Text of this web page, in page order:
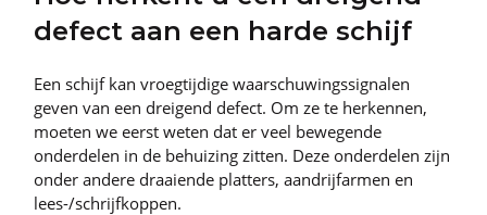
defect aan een harde schijf
Een schijf kan vroegtijdige waarschuwingssignalen
geven van een dreigend defect. Om ze te herkennen,
moeten we eerst weten dat er veel bewegende
onderdelen in de behuizing zitten. Deze onderdelen zijn
onder andere draaiende platters, aandrijfarmen en
lees-/schrijfkoppen.